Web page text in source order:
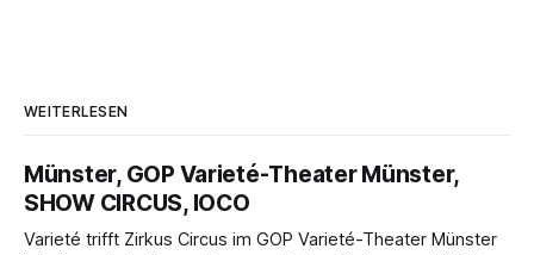
WEITERLESEN
Münster, GOP Varieté-Theater Münster,
SHOW CIRCUS, IOCO
Varieté trifft Zirkus Circus im GOP Varieté-Theater Münster